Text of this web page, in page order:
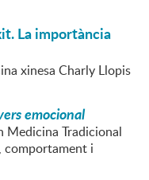
La importància
xinesa Charly Llopis
emocional
Medicina Tradicional
comportament i